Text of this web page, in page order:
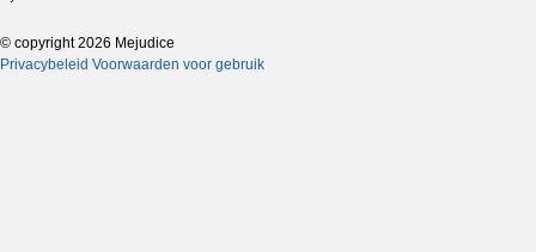
© copyright 2026 Mejudice
Privacybeleid Voorwaarden voor gebruik